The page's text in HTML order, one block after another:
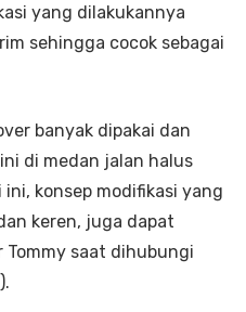
yang dilakukannya
sehingga cocok sebagai
banyak dipakai dan
di medan jalan halus
konsep modifikasi yang
keren, juga dapat
Tommy saat dihubungi